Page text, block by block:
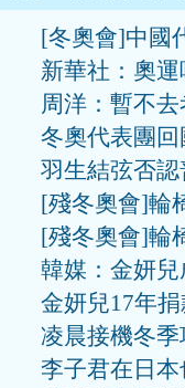
[冬奧會]中國
新華社：奧
周洋：暫不
冬奧代表團
羽生結弦否
[殘冬奧會]輪
[殘冬奧會]輪
韓媒：金妍兒
金妍兒17年
凌晨接機冬
李子君在日